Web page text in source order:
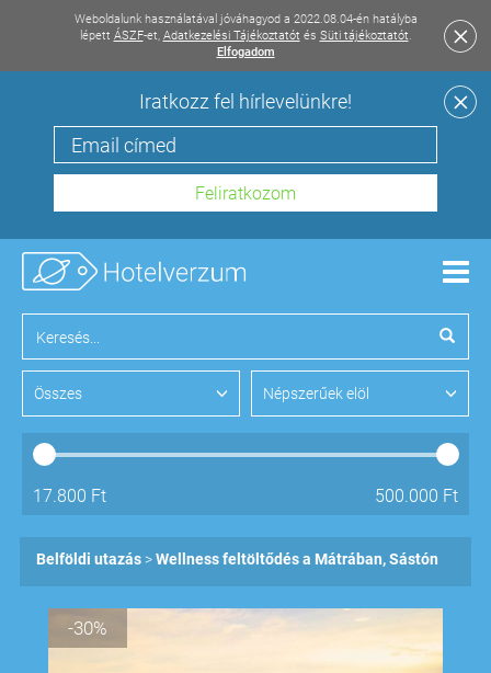
Weboldalunk használatával jóváhagyod a 2022.08.04-én hatályba
lépett ÁSZF-et, Adatkezelési Tájékoztatót és Süti tájékoztatót.
Elfogadom
Iratkozz fel hírlevelünkre!
Összes Népszerűek elöl
17.800 Ft 500.000 Ft
Belföldi utazás Wellness feltöltődés a Mátrában, Sástón
-30%